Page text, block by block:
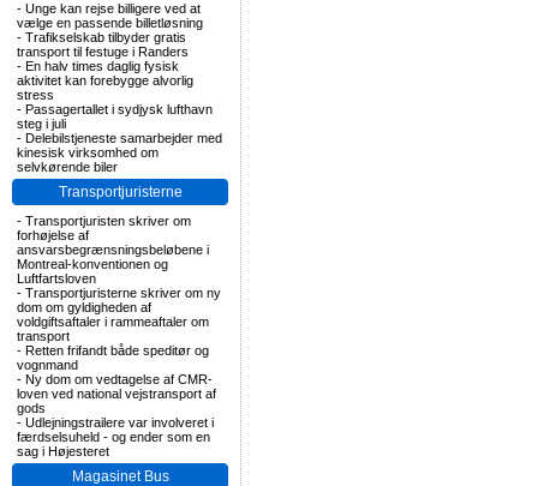
- Unge kan rejse billigere ved at
vælge en passende billetløsning
- Trafikselskab tilbyder gratis
transport til festuge i Randers
- En halv times daglig fysisk
aktivitet kan forebygge alvorlig
stress
- Passagertallet i sydjysk lufthavn
steg i juli
- Delebilstjeneste samarbejder med
kinesisk virksomhed om
selvkørende biler
Transportjuristerne
- Transportjuristen skriver om
forhøjelse af
ansvarsbegrænsningsbeløbene i
Montreal-konventionen og
Luftfartsloven
- Transportjuristerne skriver om ny
dom om gyldigheden af
voldgiftsaftaler i rammeaftaler om
transport
- Retten frifandt både speditør og
vognmand
- Ny dom om vedtagelse af CMR-
loven ved national vejstransport af
gods
- Udlejningstrailere var involveret i
færdselsuheld - og ender som en
sag i Højesteret
Magasinet Bus